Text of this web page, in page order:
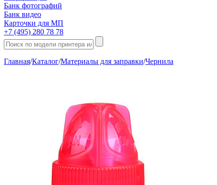
Банк фотографий
Банк видео
Карточки для МП
+7 (495) 280 78 78
Главная/Каталог/Материалы для заправки/Чернила